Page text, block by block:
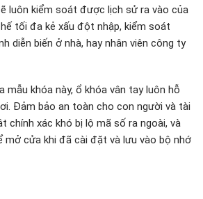
luôn kiểm soát được lịch sử ra vào của
tối đa kẻ xấu đột nhập, kiểm soát
diễn biến ở nhà, hay nhân viên công ty
mẫu khóa này, ổ khóa vân tay luôn hỗ
Đảm bảo an toàn cho con người và tài
chính xác khó bị lộ mã số ra ngoài, và
mở cửa khi đã cài đặt và lưu vào bộ nhớ